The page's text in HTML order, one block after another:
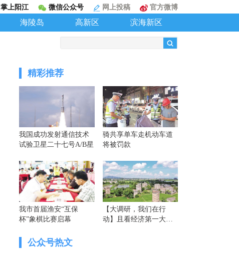
掌上阳江 微信公众号 网上投稿 官方微博
海陵岛 高新区 滨海新区
精彩推荐
我国成功发射通信技术
试验卫星二十七号A/B星
骑共享单车走机动车道
将被罚款
我市首届渔安“互保
杯”象棋比赛启幕
【大调研，我们在行
动】且看经济第一大省
公众号热文